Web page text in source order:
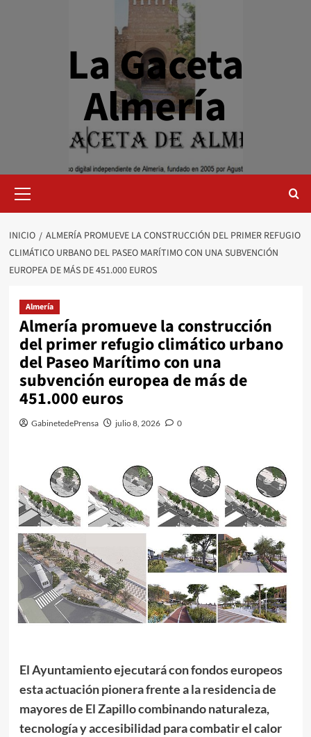
La Gaceta
Almería
primario
INICIO
ALMERÍA PROMUEVE LA CONSTRUCCIÓN DEL PRIMER REFUGIO
CLIMÁTICO URBANO DEL PASEO MARÍTIMO CON UNA SUBVENCIÓN
EUROPEA DE MÁS DE 451.000 EUROS
Almería
Almería promueve la construcción
del primer refugio climático urbano
del Paseo Marítimo con una
subvención europea de más de
451.000 euros
GabinetedePrensa julio 8, 2026 0
El Ayuntamiento ejecutará con fondos europeos
esta actuación pionera frente a la residencia de
mayores de El Zapillo combinando naturaleza,
tecnología y accesibilidad para combatir el calor